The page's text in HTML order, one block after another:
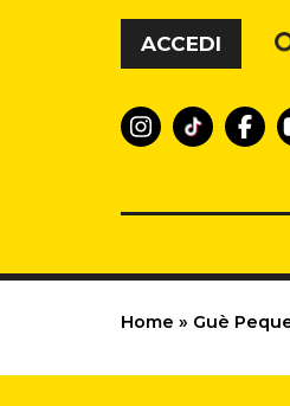
Vai al contenuto
ACCEDI
Home » Guè